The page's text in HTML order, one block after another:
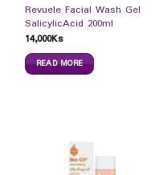
Revuele Facial Wash Gel
SalicylicAcid 200ml
14,000Ks
READ MORE